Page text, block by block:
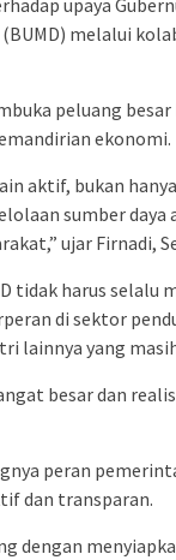
(BUMD) melalui
peluang
ekonomi.
aktif, bukan
sumber
ujar Firnadi,
tidak harus selalu
di sektor
lainnya yang
besar dan
peran
dan transparan.
dengan